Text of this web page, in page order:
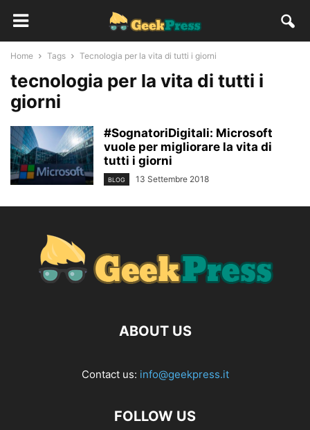
Home Tags Tecnologia per la vita di tutti i giorni
tecnologia per la vita di tutti i
giorni
#SognatoriDigitali: Microsoft
vuole per migliorare la vita di
tutti i giorni
BLOG 13 Settembre 2018
ABOUT US
Contact us: info@geekpress.it
FOLLOW US